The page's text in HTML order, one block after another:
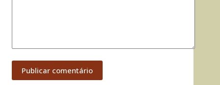
Publicar comentário